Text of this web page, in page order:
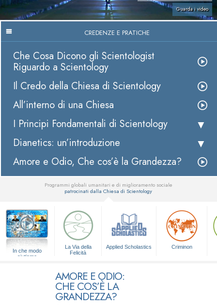
Guarda i video
CREDENZE E PRATICHE
Che Cosa Dicono gli Scientologist
Riguardo a Scientology
Il Credo della Chiesa di Scientology
All’interno di una Chiesa
I Principi Fondamentali di Scientology
Dianetics: un’introduzione
Amore e Odio, Che cos’è la Grandezza?
Programmi globali umanitari e di miglioramento sociale
patrocinati dalla Chiesa di Scientology
In che modo
aiutiamo
La Via della
Felicità
Applied Scholastics Criminon
AMORE E ODIO:
CHE COS’È LA
GRANDEZZA?